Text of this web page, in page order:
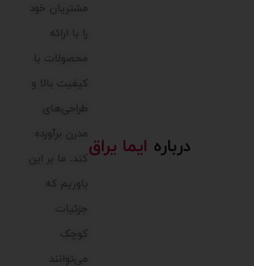
درباره ایما یراق
مشتریان خود
را با ارائه
محصولات با
کیفیت بالا و
طراحی‌های
مدرن برآورده
کند. ما بر این
باوریم که
جزئیات
کوچک
می‌توانند